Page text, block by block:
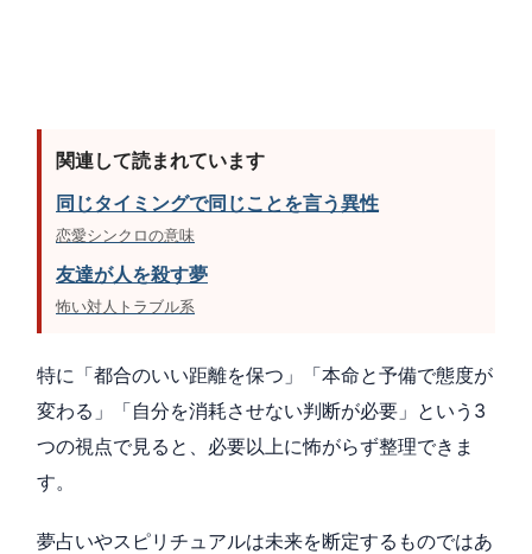
関連して読まれています
同じタイミングで同じことを言う異性
恋愛シンクロの意味
友達が人を殺す夢
怖い対人トラブル系
特に「都合のいい距離を保つ」「本命と予備で態度が
変わる」「自分を消耗させない判断が必要」という3
つの視点で見ると、必要以上に怖がらず整理できま
す。
夢占いやスピリチュアルは未来を断定するものではあ